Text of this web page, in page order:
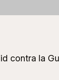
contra la